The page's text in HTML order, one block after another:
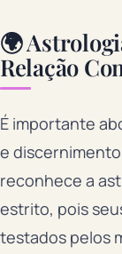
🌍
Relação
É importante
e
reconhece a
estrito, pois
testados pelos